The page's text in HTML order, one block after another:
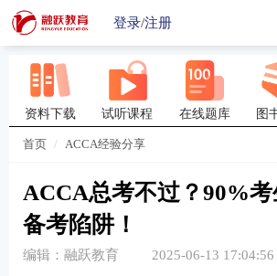
登录/注册
资料下载 试听课程 在线题库 图
首页 ACCA经验分享
ACCA总考不过？90%
备考陷阱！
编辑：融跃教育 2025-06-13 17:04:56